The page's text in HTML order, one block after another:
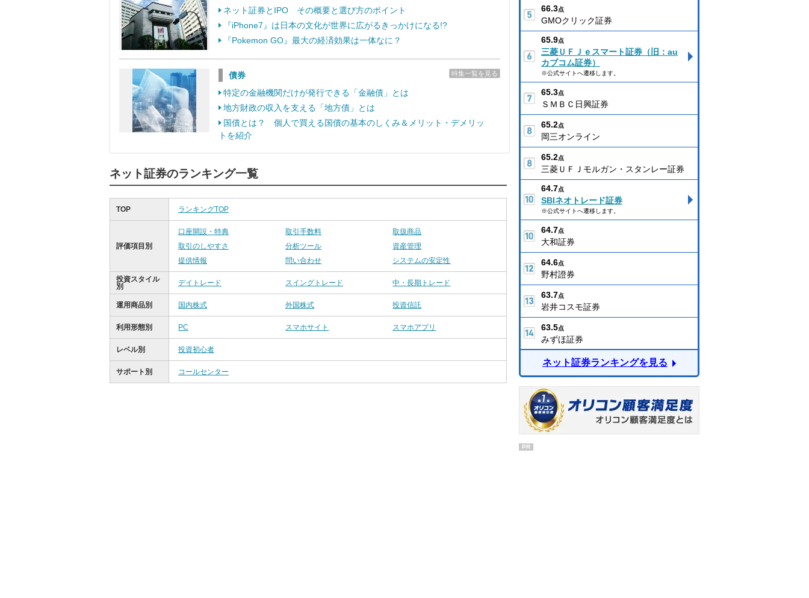
ネット証券とIPO その概要と選び方のポイント
『iPhone7』は日本の文化が世界に広がるきっかけになる!?
『Pokemon GO』最大の経済効果は一体なに？
特集一覧を見る
債券
特定の金融機関だけが発行できる「金融債」とは
地方財政の収入を支える「地方債」とは
国債とは？ 個人で買える国債の基本のしくみ＆メリット・デメリッ
トを紹介
ネット証券のランキング一覧
TOP ランキングTOP
評価項目別
口座開設・特典 取引手数料
取扱商品
取引のしやすさ
分析ツール
資産管理
提供情報
問い合わせ システムの安定性
投資スタイル
別
デイトレード スイングトレード 中・長期トレード
運用商品別 国内株式 外国株式 投資信託
利用形態別 PC スマホサイト スマホアプリ
レベル別 投資初心者
サポート別 コールセンター
66.3点
GMOクリック証券
65.9点
三菱ＵＦＪｅスマート証券（旧：au
カブコム証券）
※公式サイトへ遷移します。
65.3点
ＳＭＢＣ日興証券
65.2点
岡三オンライン
65.2点
三菱ＵＦＪモルガン・スタンレー証券
64.7点
SBIネオトレード証券
※公式サイトへ遷移します。
64.7点
大和証券
64.6点
野村證券
63.7点
岩井コスモ証券
63.5点
みずほ証券
ネット証券ランキングを見る
PR